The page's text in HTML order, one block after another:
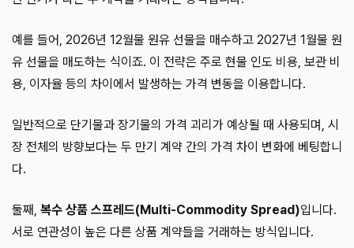
예를 들어, 2026년 12월물 원유 선물을 매수하고 2027년 1월물 원
유 선물을 매도하는 식이죠. 이 전략은 주로 현물 인도 비용, 보관 비
용, 이자율 등의 차이에서 발생하는 가격 변동을 이용합니다.
일반적으로 단기물과 장기물의 가격 괴리가 예상될 때 사용되며, 시
장 전체의 방향보다는 두 만기 계약 간의 가격 차이 변화에 베팅합니
다.
둘째, 복수 상품 스프레드(Multi-Commodity Spread)입니다.
서로 연관성이 높은 다른 상품 계약들을 거래하는 방식입니다.